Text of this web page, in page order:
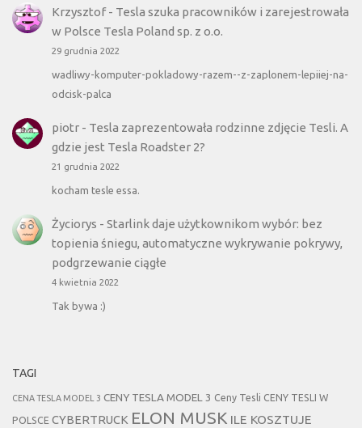
Krzysztof- Tesla szuka pracowników i zarejestrowała
w Polsce Tesla Poland sp. z o.o.
29 grudnia 2022
wadliwy-komputer-pokladowy-razem--z-zaplonem-lepiiej-na-
odcisk-palca
piotr- Tesla zaprezentowała rodzinne zdjęcie Tesli. A
gdzie jest Tesla Roadster 2?
21 grudnia 2022
kocham tesle essa.
Życiorys - Starlink daje użytkownikom wybór: bez
topienia śniegu, automatyczne wykrywanie pokrywy,
podgrzewanie ciągłe
4 kwietnia 2022
Tak bywa :)
TAGI
CENA TESLA MODEL 3 CENY TESLA MODEL 3 Ceny Tesli CENY TESLI W
POLSCE CYBERTRUCK ELON MUSK ILE KOSZTUJE